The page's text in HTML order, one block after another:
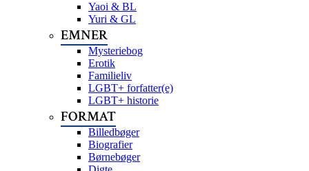
Yaoi & BL
Yuri & GL
EMNER
Mysteriebog
Erotik
Familieliv
LGBT+ forfatter(e)
LGBT+ historie
FORMAT
Billedbøger
Biografier
Børnebøger